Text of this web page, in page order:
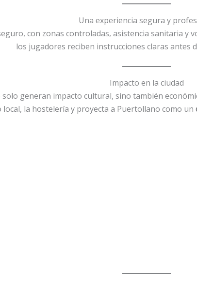
Una experiencia segura y
con zonas controladas, asistencia sanitaria y
los jugadores reciben instrucciones claras antes
Impacto en la ciudad
generan impacto cultural, sino también
local, la hostelería y proyecta a Puertollano como un